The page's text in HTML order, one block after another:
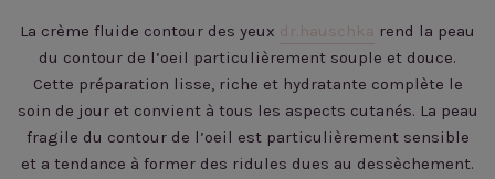
La crème fluide contour des yeux dr.hauschka rend la peau
du contour de l’oeil particulièrement souple et douce.
Cette préparation lisse, riche et hydratante complète le
soin de jour et convient à tous les aspects cutanés. La peau
fragile du contour de l’oeil est particulièrement sensible
et a tendance à former des ridules dues au dessèchement.